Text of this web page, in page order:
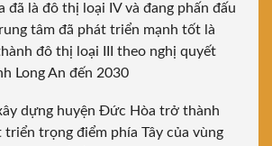
là đô thị loại IV và đang phấn đấu
tâm đã phát triển mạnh tốt là
đô thị loại III theo nghị quyết
Long An đến 2030
dựng huyện Đức Hòa trở thành
trọng điểm phía Tây của vùng